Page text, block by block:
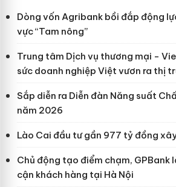
Dòng vốn Agribank bồi đắp động
vực “Tam nông”
Trung tâm Dịch vụ thương mại -
sức doanh nghiệp Việt vươn ra thị
Sắp diễn ra Diễn đàn Năng suất
năm 2026
Lào Cai đầu tư gần 977 tỷ đồng
Chủ động tạo điểm chạm, GPBank
cận khách hàng tại Hà Nội